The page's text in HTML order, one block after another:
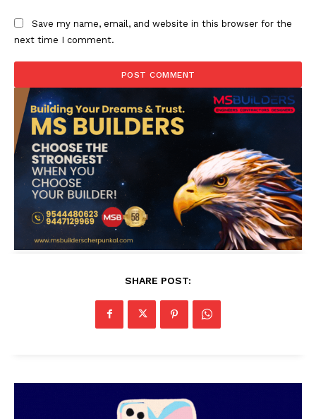
Save my name, email, and website in this browser for the
next time I comment.
SHARE POST: